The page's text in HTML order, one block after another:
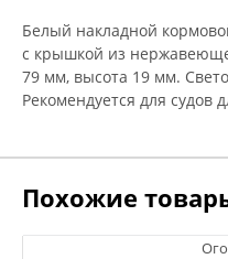
Белый накладной
с крышкой из
79 мм, высота 19 мм.
Рекомендуется для судов
Похожие